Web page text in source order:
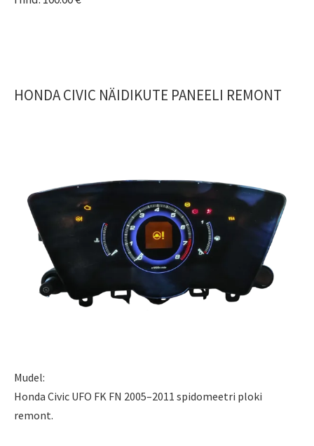
HONDA CIVIC NÄIDIKUTE PANEELI REMONT
Mudel:
Honda Civic UFO FK FN 2005–2011 spidomeetri ploki
remont.